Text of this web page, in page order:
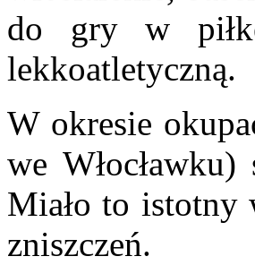
do gry w
lekkoatletyczną.
W okresie
we
Miało to istotny
zniszczeń.